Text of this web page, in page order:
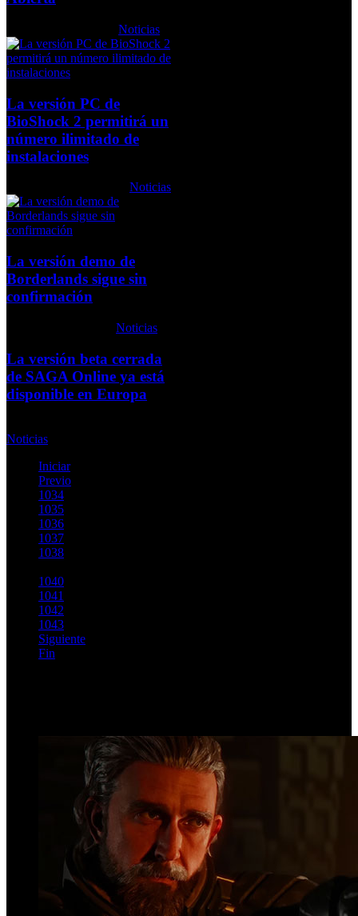
Noticias
La versión PC de
BioShock 2 permitirá un
número ilimitado de
instalaciones
Noticias
La versión demo de
Borderlands sigue sin
confirmación
Noticias
La versión beta cerrada
de SAGA Online ya está
disponible en Europa
Noticias
Iniciar
Previo
1034
1035
1036
1037
1038
1040
1041
1042
1043
Siguiente
Fin